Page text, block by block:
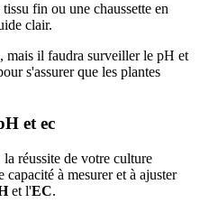
fin ou une chaussette en
clair.
mais il faudra surveiller le pH et
s'assurer que les plantes
et ec
réussite de votre culture
à mesurer et à ajuster
et l'EC.